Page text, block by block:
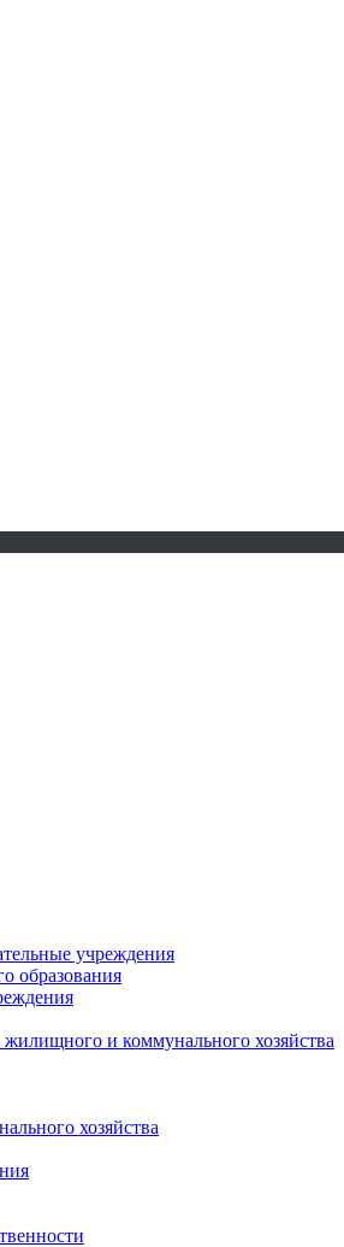
учреждения
образования
и коммунального хозяйства
хозяйства